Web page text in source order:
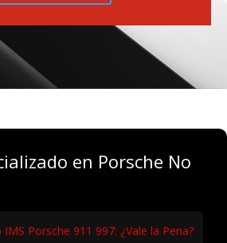
en Porsche No
Porsche 911 997: ¿Vale la Pena?